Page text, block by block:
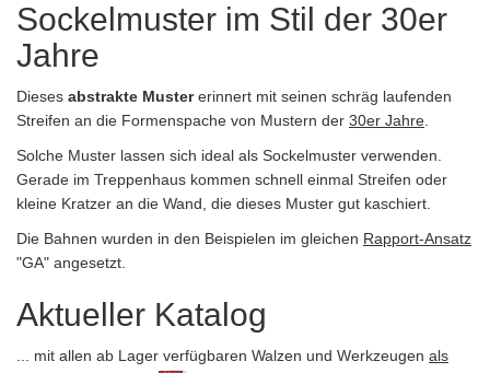
Sockelmuster im Stil der 30er
Jahre
Dieses abstrakte Mustererinnert mit seinen schräg laufenden
Streifen an die Formenspache von Mustern der 30er Jahre
Solche Muster lassen sich ideal als Sockelmuster verwenden.
Gerade im Treppenhaus kommen schnell einmal Streifen oder
kleine Kratzer an die Wand, die dieses Muster gut kaschiert.
Die Bahnen wurden in den Beispielen im gleichen Rapport-Ansatz
"GA" angesetzt.
Aktueller Katalog
... mit allen ab Lager verfügbaren Walzen und Werkzeugen als